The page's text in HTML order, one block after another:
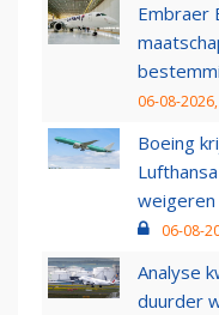
Embraer
06-08-
Boeing
weigeren
06-08-
Analyse
duurder